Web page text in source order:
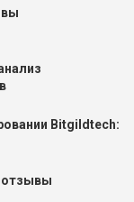
Bitgildtech:
отзывы